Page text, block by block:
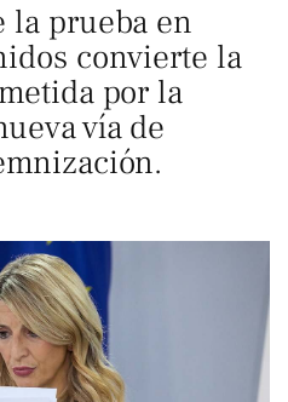
la prueba en
convierte la
por la
vía de